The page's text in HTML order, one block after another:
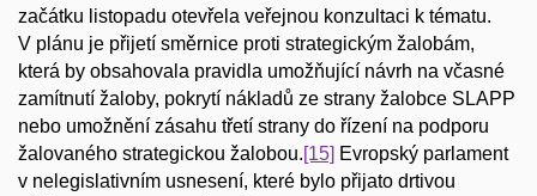
začátku listopadu otevřela veřejnou konzultaci k tématu.
V plánu je přijetí směrnice proti strategickým žalobám,
která by obsahovala pravidla umožňující návrh na včasné
zamítnutí žaloby, pokrytí nákladů ze strany žalobce SLAPP
nebo umožnění zásahu třetí strany do řízení na podporu
žalovaného strategickou žalobou.[15] Evropský parlament
v nelegislativním usnesení, které bylo přijato drtivou